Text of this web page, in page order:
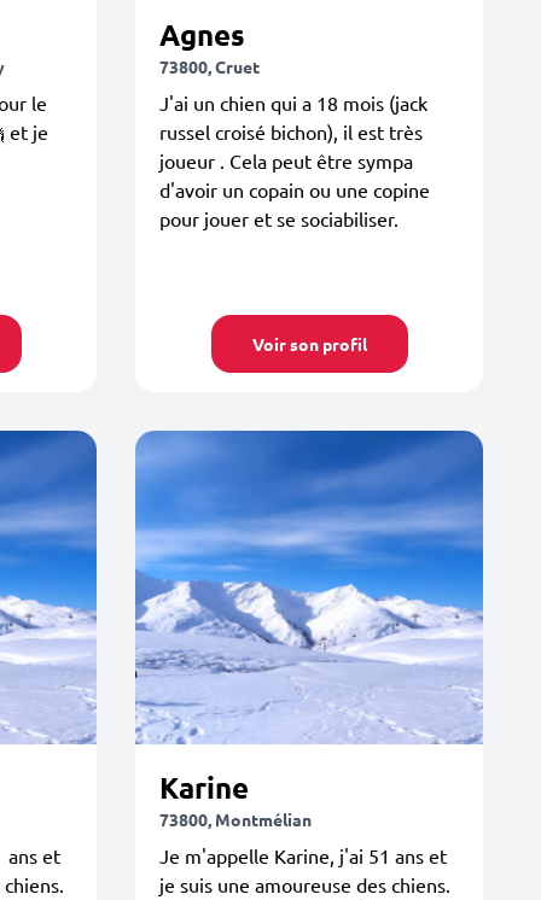
le
et je
Agnes
73800, Cruet
J'ai un chien qui a 18 mois (jack
russel croisé bichon), il est très
joueur . Cela peut être sympa
d'avoir un copain ou une copine
pour jouer et se sociabiliser.
Voir son profil
ans et
Karine
73800, Montmélian
Je m'appelle Karine, j'ai 51 ans et
je suis une amoureuse des chiens.